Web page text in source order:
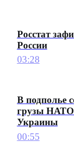
Росстат
России
03:28
В подполье
грузы НАТО
Украины
00:55